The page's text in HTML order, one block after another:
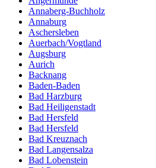
Annaberg-Buchholz
Annaburg
Aschersleben
Auerbach/Vogtland
Augsburg
Aurich
Backnang
Baden-Baden
Bad Harzburg
Bad Heiligenstadt
Bad Hersfeld
Bad Hersfeld
Bad Kreuznach
Bad Langensalza
Bad Lobenstein